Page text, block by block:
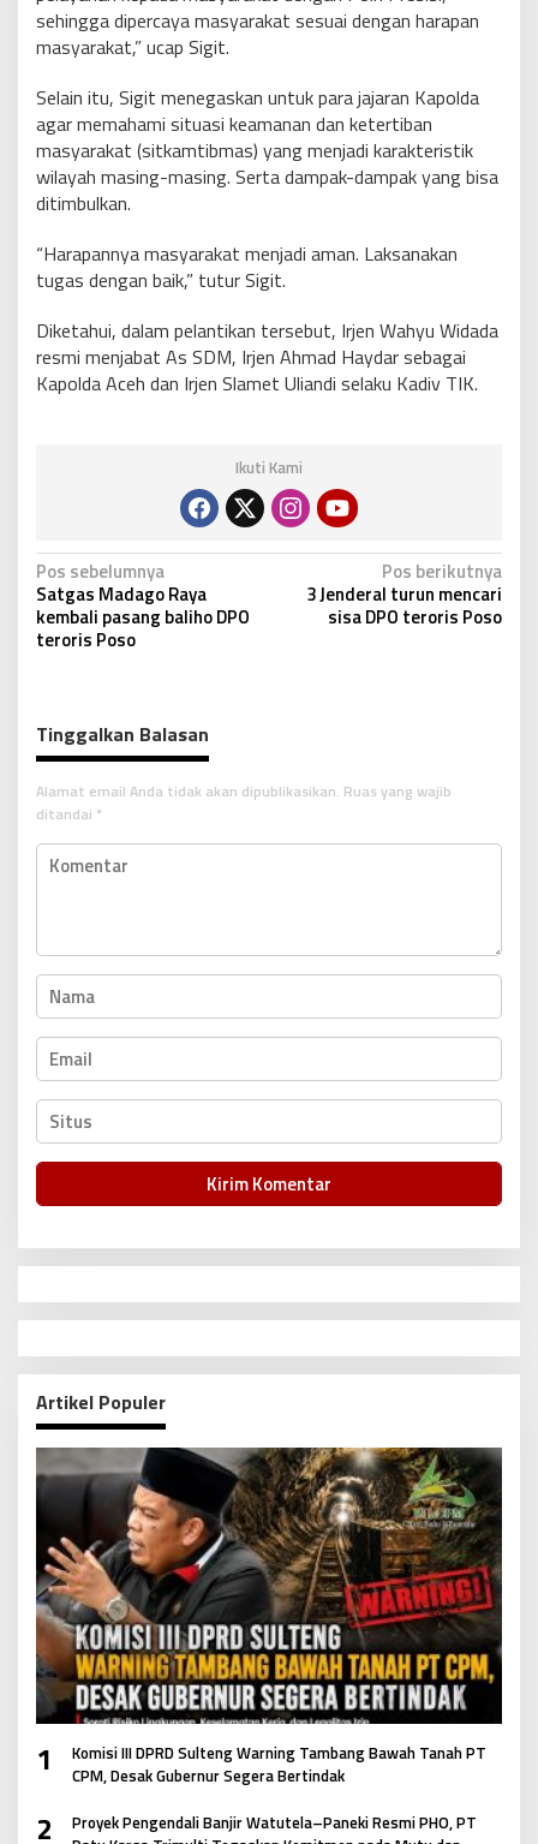
sehingga dipercaya masyarakat sesuai dengan harapan
masyarakat,” ucap Sigit.
Selain itu, Sigit menegaskan untuk para jajaran Kapolda
agar memahami situasi keamanan dan ketertiban
masyarakat (sitkamtibmas) yang menjadi karakteristik
wilayah masing-masing. Serta dampak-dampak yang bisa
ditimbulkan.
“Harapannya masyarakat menjadi aman. Laksanakan
tugas dengan baik,” tutur Sigit.
Diketahui, dalam pelantikan tersebut, Irjen Wahyu Widada
resmi menjabat As SDM, Irjen Ahmad Haydar sebagai
Kapolda Aceh dan Irjen Slamet Uliandi selaku Kadiv TIK.
Ikuti Kami
N
a
v
a
s
i
p
o
Pos sebelumnya
Satgas Madago Raya
kembali pasang baliho DPO
teroris Poso
Pos berikutnya
3 Jenderal turun mencari
sisa DPO teroris Poso
Tinggalkan Balasan
Alamat email Anda tidak akan dipublikasikan. Ruas yang wajib
ditandai *
Artikel Populer
1
Komisi III DPRD Sulteng Warning Tambang Bawah Tanah PT
CPM, Desak Gubernur Segera Bertindak
2
Proyek Pengendali Banjir Watutela–Paneki Resmi PHO, PT